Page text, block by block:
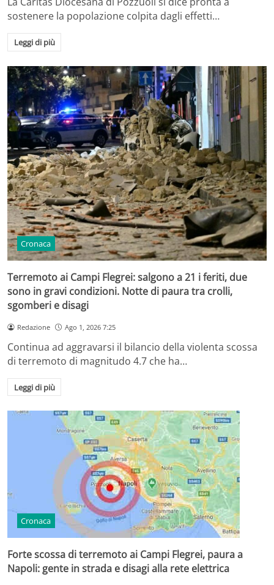
sostenere la popolazione colpita dagli effetti…
Leggi di più
Cronaca
Terremoto ai Campi Flegrei: salgono a 21 i feriti, due
sono in gravi condizioni. Notte di paura tra crolli,
sgomberi e disagi
Redazione Ago 1, 2026 7:25
Continua ad aggravarsi il bilancio della violenta scossa
di terremoto di magnitudo 4.7 che ha…
Leggi di più
Cronaca
Forte scossa di terremoto ai Campi Flegrei, paura a
Napoli: gente in strada e disagi alla rete elettrica